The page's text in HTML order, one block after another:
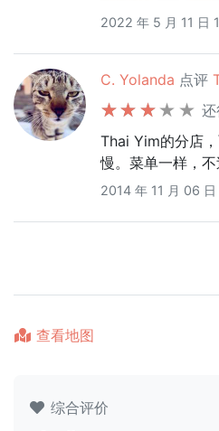
2022 年 5 月 11 日
C. Yolanda 点评
Thai Yim的分店
慢。菜单一样，
2014 年 11 月 06 日
查看地图
综合评价